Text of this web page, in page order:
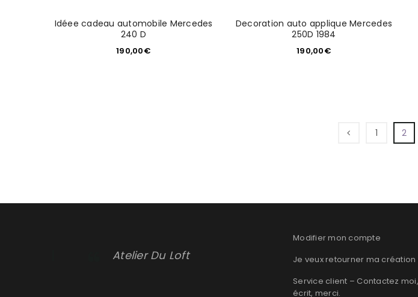
Idéee cadeau automobile Mercedes
240 D
190,00€
Decoration auto applique Mercedes
250D 1984
190,00€
1 2
Atelier Du Loft
Modifier mon compte
Je veux retourner ma
Service client – Contactez
écrit, merci.